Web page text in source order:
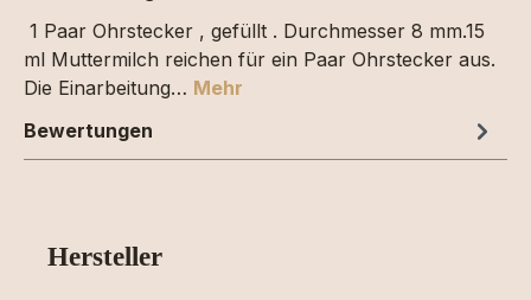
1 Paar Ohrstecker , gefüllt . Durchmesser 8 mm.15
ml Muttermilch reichen für ein Paar Ohrstecker aus.
Die Einarbeitung… Mehr
Bewertungen
Hersteller